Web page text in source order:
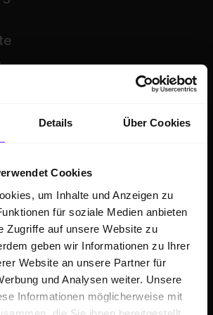
Details Über Cookies
Cookies
um Inhalte und Anzeigen zu
für soziale Medien anbieten
Zugriffe auf unsere Website zu
geben wir Informationen zu Ihrer
Website an unsere Partner für
und Analysen weiter. Unsere
Informationen möglicherweise mit
Auto